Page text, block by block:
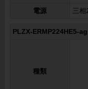
電源 三相
PLZX-ERMP224HE5-
種類